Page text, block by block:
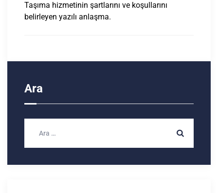
Taşıma hizmetinin şartlarını ve koşullarını
belirleyen yazılı anlaşma.
Ara